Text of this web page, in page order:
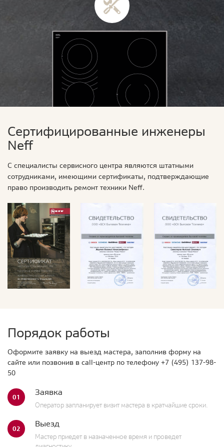
Сертифицированные инженеры
Neff
С специалисты сервисного центра являются штатными
сотрудниками, имеющими сертификаты, подтверждающие
право производить ремонт техники Neff.
Порядок работы
Оформите заявку на выезд мастера, заполнив форму на
сайте или позвонив в call-центр по телефону +7 (495) 137-98-
50
01 Заявка
Оператор запланирует визит мастера в кратчайшие сроки.
02 Выезд
Мастер приедет в назначенное время и проведет